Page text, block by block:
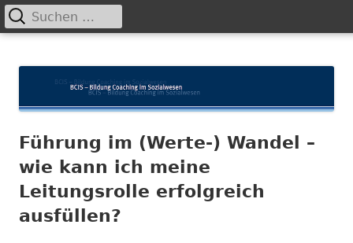
zum
Primäres
Suchen
nach:
Führung im (Werte-) Wandel –
wie kann ich meine
Leitungsrolle erfolgreich
ausfüllen?